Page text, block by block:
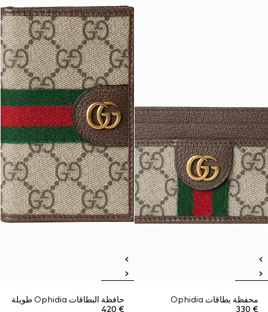
محفظة بطاقات Ophidia
€ 330
حافظة البطاقات Ophidia طويلة
€ 420